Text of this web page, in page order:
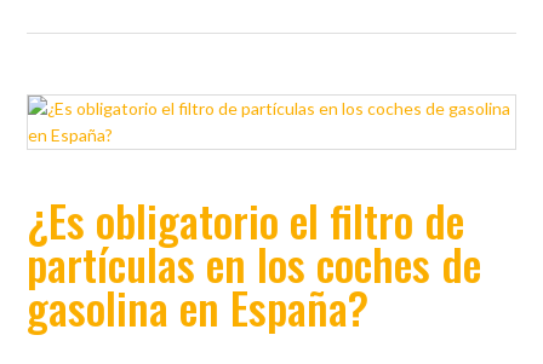
¿Es obligatorio el filtro de
partículas en los coches de
gasolina en España?